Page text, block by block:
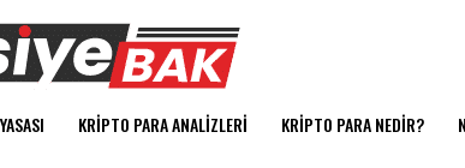
KRIPTO PARA ANALIZLERI KRIPTO PARA NEDIR?